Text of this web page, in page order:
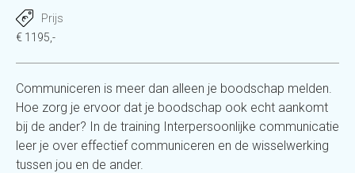
Prijs
€ 1195,-
Communiceren is meer dan alleen je boodschap melden.
Hoe zorg je ervoor dat je boodschap ook echt aankomt
bij de ander? In de training Interpersoonlijke communicatie
leer je over effectief communiceren en de wisselwerking
tussen jou en de ander.